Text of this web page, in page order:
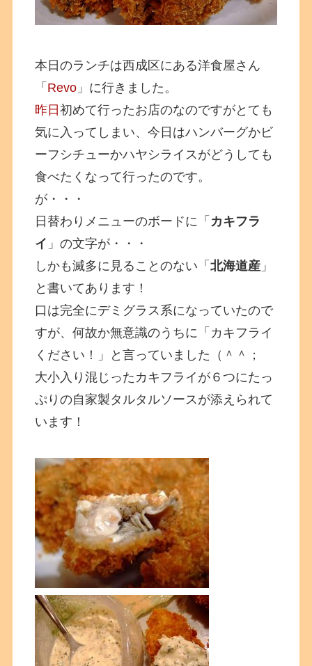
本日のランチは西成区にある洋食屋さん
「 Revo 」に行きました。
昨日初めて行ったお店のなのですがとても
気に入ってしまい、今日はハンバーグかビ
ーフシチューかハヤシライスがどうしても
食べたくなって行ったのです。
が・・・
日替わりメニューのボードに「 カキフラ
イ 」の文字が・・・
しかも滅多に見ることのない「北海道産 」
と書いてあります！
口は完全にデミグラス系になっていたので
すが、何故か無意識のうちに「カキフライ
ください！」と言っていました（＾＾；
大小入り混じったカキフライが６つにたっ
ぷりの自家製タルタルソースが添えられて
います！